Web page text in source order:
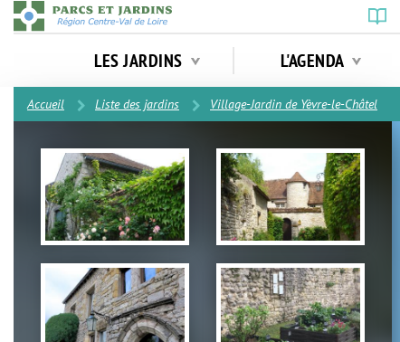
Aller
au
principale
LES JARDINS L'AGENDA
Contenu
Accueil Liste des jardins Village-Jardin de Yèvre-le-Châtel